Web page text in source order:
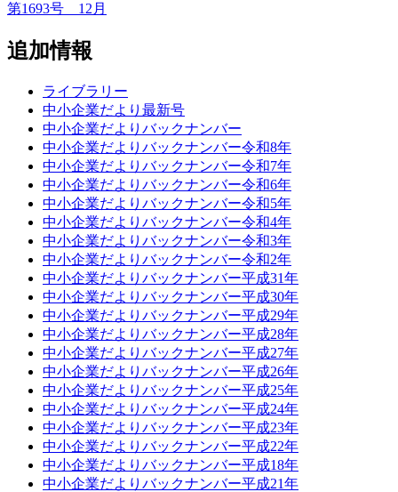
第1693号 12月
追加情報
ライブラリー
中小企業だより最新号
中小企業だよりバックナンバー
中小企業だよりバックナンバー令和8年
中小企業だよりバックナンバー令和7年
中小企業だよりバックナンバー令和6年
中小企業だよりバックナンバー令和5年
中小企業だよりバックナンバー令和4年
中小企業だよりバックナンバー令和3年
中小企業だよりバックナンバー令和2年
中小企業だよりバックナンバー平成31年
中小企業だよりバックナンバー平成30年
中小企業だよりバックナンバー平成29年
中小企業だよりバックナンバー平成28年
中小企業だよりバックナンバー平成27年
中小企業だよりバックナンバー平成26年
中小企業だよりバックナンバー平成25年
中小企業だよりバックナンバー平成24年
中小企業だよりバックナンバー平成23年
中小企業だよりバックナンバー平成22年
中小企業だよりバックナンバー平成18年
中小企業だよりバックナンバー平成21年